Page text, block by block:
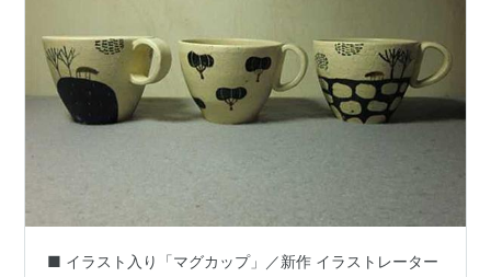
■ イラスト入り「マグカップ」／新作 イラストレーター